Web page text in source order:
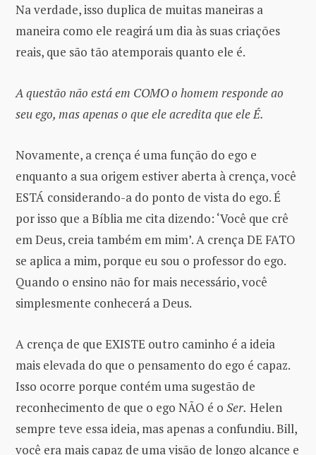
Na verdade, isso duplica de muitas maneiras a
maneira como ele reagirá um dia às suas criações
reais, que são tão atemporais quanto ele é.
A questão não está em COMO o homem responde ao
seu ego, mas apenas o que ele acredita que ele É.
Novamente, a crença é uma função do ego e
enquanto a sua origem estiver aberta à crença, você
ESTÁ considerando-a do ponto de vista do ego. É
por isso que a Bíblia me cita dizendo: ‘Você que crê
em Deus, creia também em mim’. A crença DE FATO
se aplica a mim, porque eu sou o professor do ego.
Quando o ensino não for mais necessário, você
simplesmente conhecerá a Deus.
A crença de que EXISTE outro caminho é a ideia
mais elevada do que o pensamento do ego é capaz.
Isso ocorre porque contém uma sugestão de
reconhecimento de que o ego NÃO é o Ser. Helen
sempre teve essa ideia, mas apenas a confundiu. Bill,
você era mais capaz de uma visão de longo alcance e